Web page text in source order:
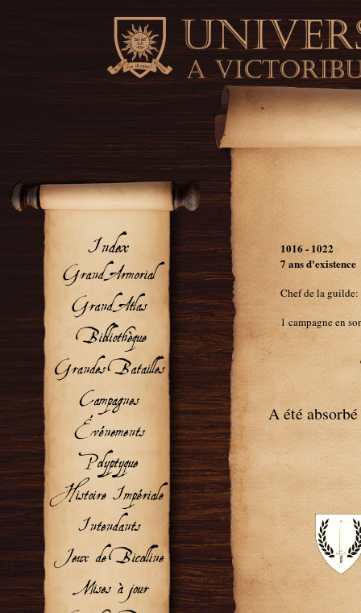
1016 - 1022
7 ans d'existence
Chef de la guilde:
1 campagne en
A été